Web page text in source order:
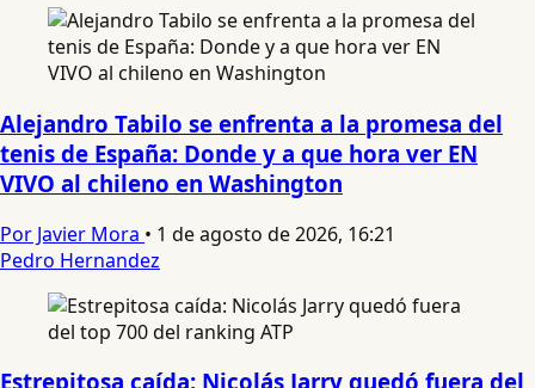
Alejandro Tabilo se enfrenta a la promesa del
tenis de España: Donde y a que hora ver EN
VIVO al chileno en Washington
Por Javier Mora • 1 de agosto de 2026, 16:21
Pedro Hernandez
Estrepitosa caída: Nicolás Jarry quedó fuera del